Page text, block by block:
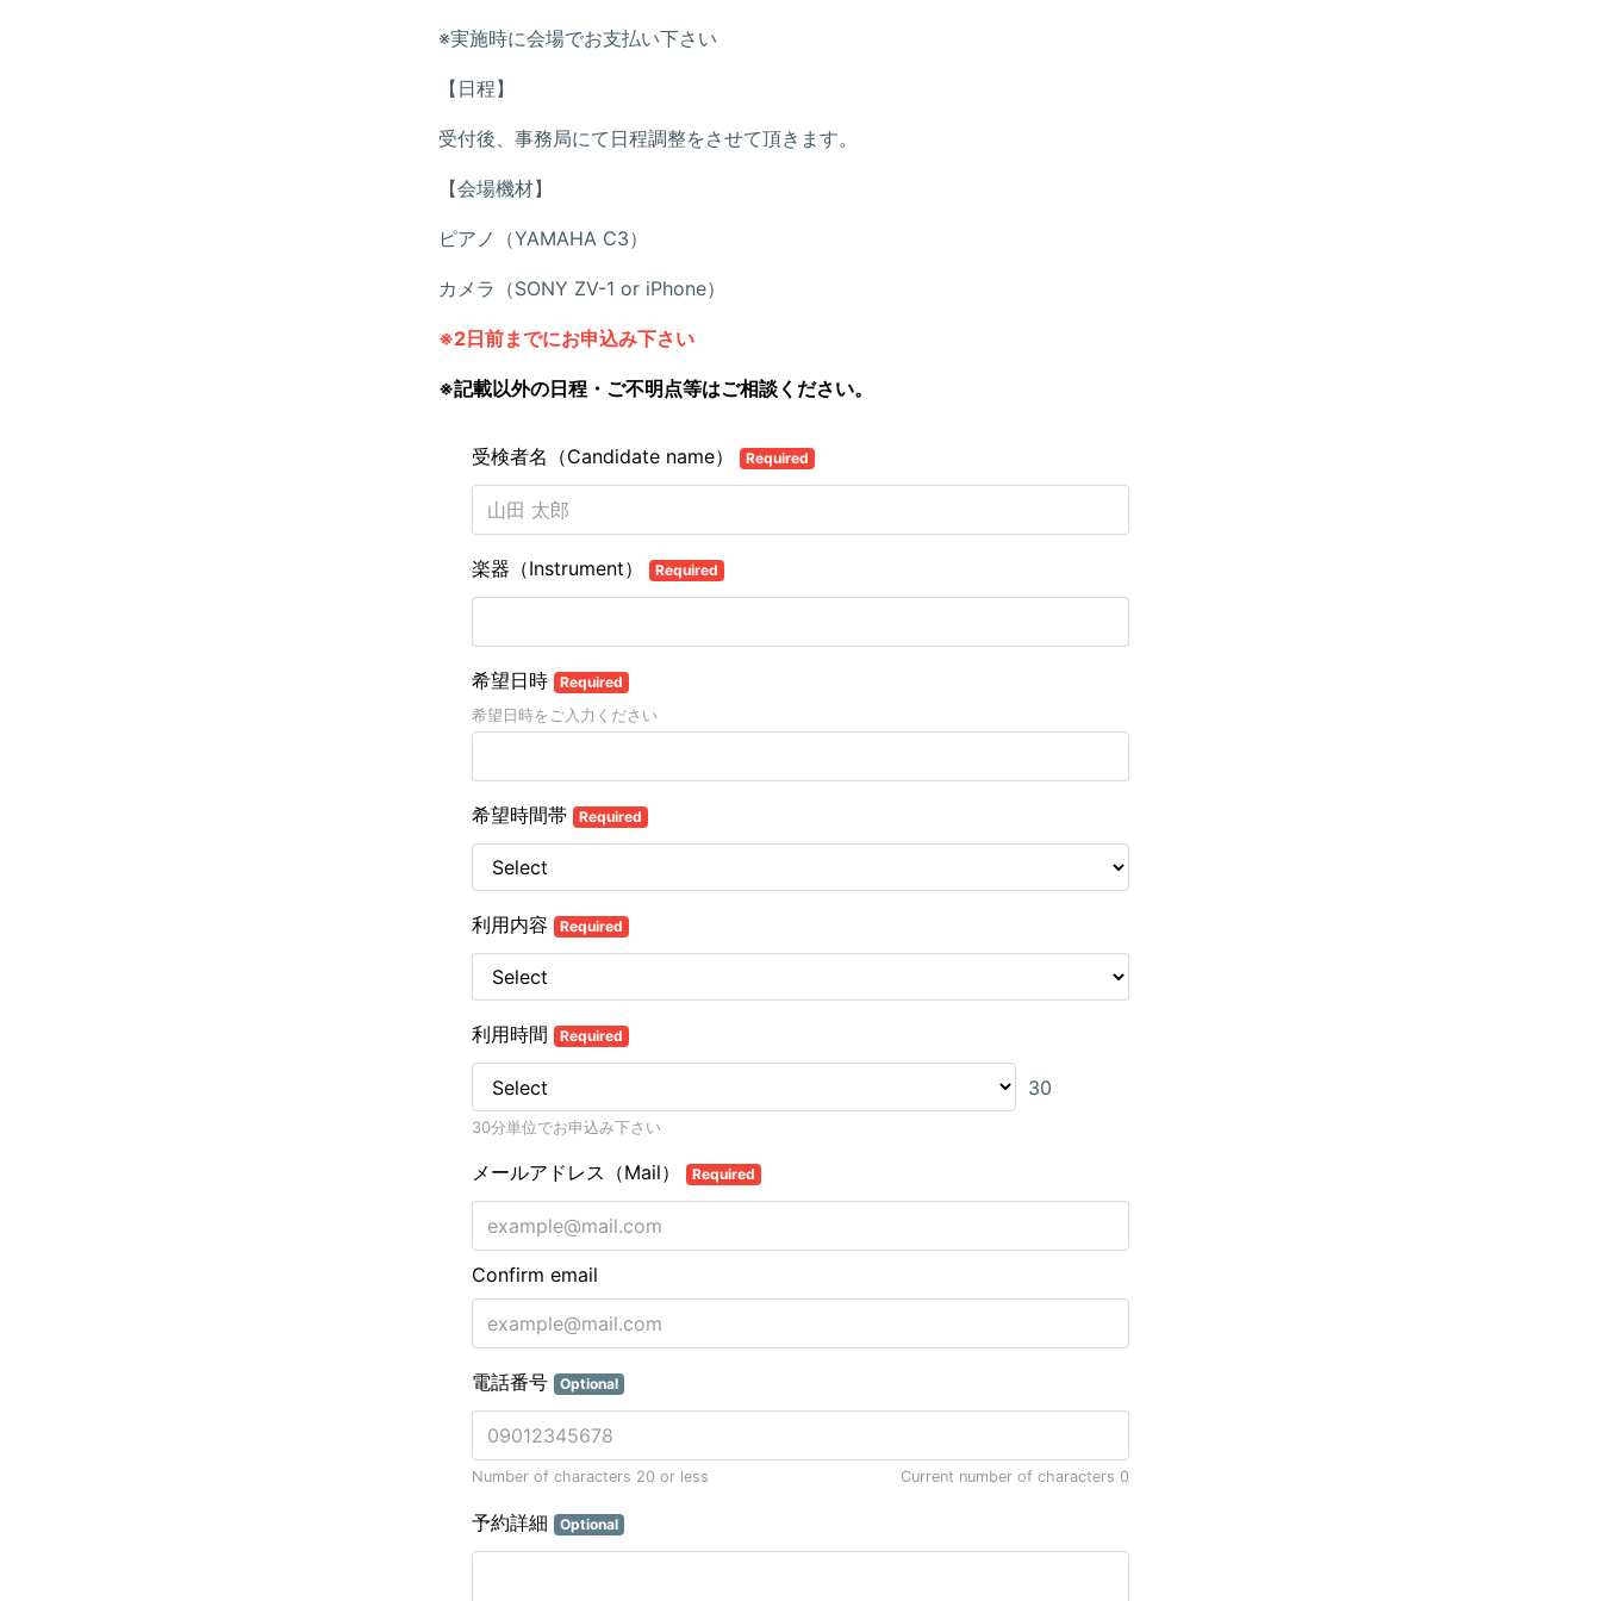
※実施時に会場でお支払い下さい
【日程】
受付後、事務局にて日程調整をさせて頂きます。
【会場機材】
ピアノ（YAMAHA C3）
カメラ（SONY ZV-1 or iPhone）
※2日前までにお申込み下さい
※記載以外の日程・ご不明点等はご相談ください。
受検者名（Candidate name） Required
楽器（Instrument） Required
希望日時 Required
希望日時をご入力ください
希望時間帯 Required
利用内容 Required
利用時間 Required
30
30分単位でお申込み下さい
メールアドレス（Mail） Required
Confirm email
電話番号 Optional
Number of characters 20 or less Current number of characters 0
予約詳細 Optional